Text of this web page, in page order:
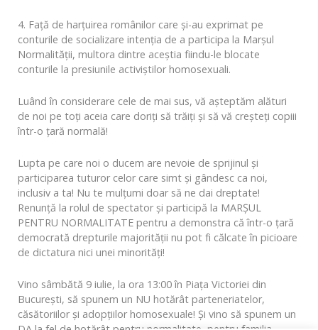
4. Față de harțuirea românilor care și-au exprimat pe
conturile de socializare intenția de a participa la Marșul
Normalității, multora dintre aceștia fiindu-le blocate
conturile la presiunile activiștilor homosexuali.
Luând în considerare cele de mai sus, vă așteptăm alături
de noi pe toți aceia care doriți să trăiți și să vă creșteți copiii
într-o țară normală!
Lupta pe care noi o ducem are nevoie de sprijinul și
participarea tuturor celor care simt și gândesc ca noi,
inclusiv a ta! Nu te mulțumi doar să ne dai dreptate!
Renunță la rolul de spectator și participă la MARȘUL
PENTRU NORMALITATE pentru a demonstra că într-o țară
democrată drepturile majorității nu pot fi călcate în picioare
de dictatura nici unei minorități!
Vino sâmbătă 9 iulie, la ora 13:00 în Piața Victoriei din
București, să spunem un NU hotărât parteneriatelor,
căsătoriilor și adopțiilor homosexuale! Și vino să spunem un